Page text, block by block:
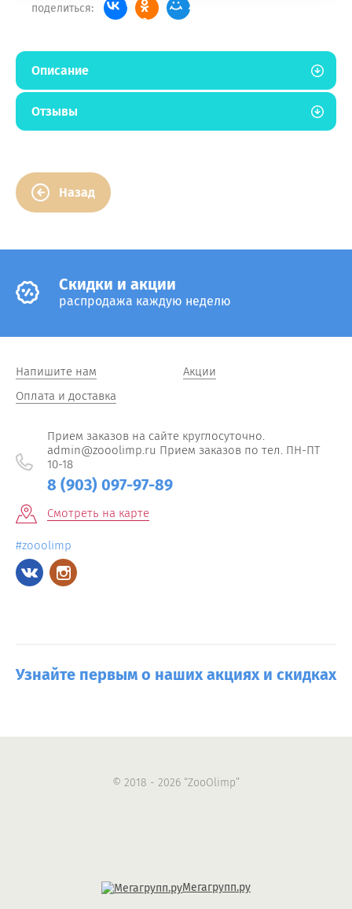
поделиться:
Описание
Отзывы
Назад
Cкидки и акции
распродажа каждую неделю
Напишите нам
Оплата и доставка
Акции
Прием заказов на сайте круглосуточно.
admin@zooolimp.ru Прием заказов по тел. ПН-ПТ
10-18
8 (903) 097-97-89
Смотреть на карте
#zooolimp
Узнайте первым о наших акциях и скидках
© 2018 - 2026 “ZooOlimp”
Мегагрупп.ру